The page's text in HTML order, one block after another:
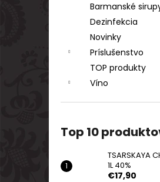
Barmanské
Dezinfekcia
Novinky
Príslušenstvo
TOP produkty
Víno
Top 10
TSARSKAYA
1L 40%
€17,90